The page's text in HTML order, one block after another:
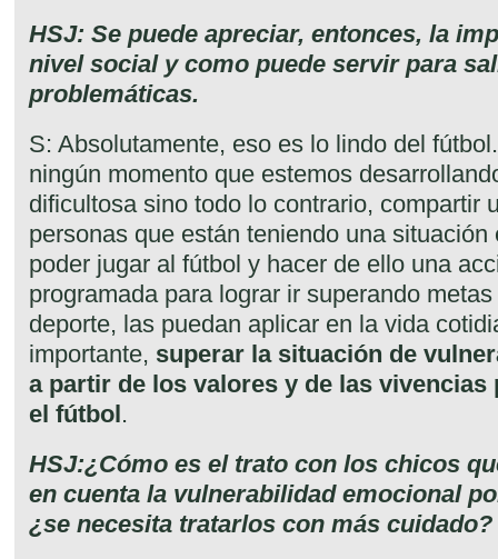
HSJ: Se puede apreciar, entonces, la
nivel social y como puede servir para
problemáticas.
S: Absolutamente, eso es lo lindo del
ningún momento que estemos
dificultosa sino todo lo contrario, compartir
personas que están teniendo una
poder jugar al fútbol y hacer de ello una
programada para lograr ir superando
deporte, las puedan aplicar en la vida
importante, superar la situación de
a partir de los valores y de las vivencias
el fútbol.
HSJ:¿Cómo es el trato con los chicos
en cuenta la vulnerabilidad emocional
¿se necesita tratarlos con más cuidado?